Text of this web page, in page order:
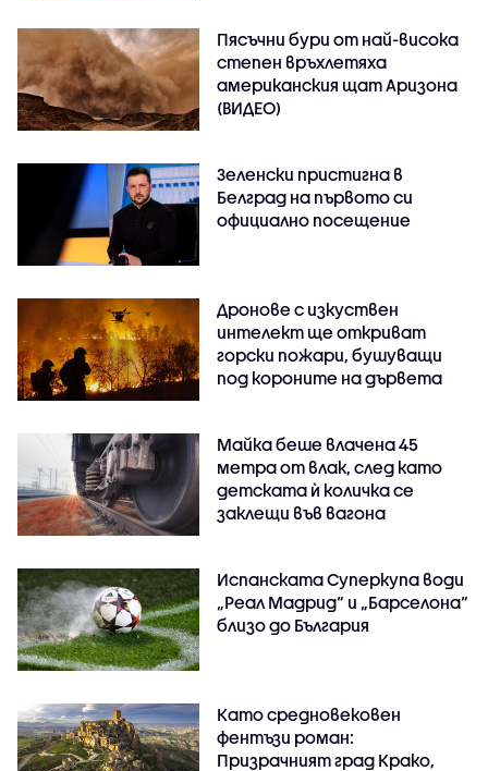
Пясъчни бури от най-висока
степен връхлетяха
американския щат Аризона
(ВИДЕО)
Зеленски пристигна в
Белград на първото си
официално посещение
Дронове с изкуствен
интелект ще откриват
горски пожари, бушуващи
под короните на дървета
Майка беше влачена 45
метра от влак, след като
детската ѝ количка се
заклещи във вагона
Испанската Суперкупа води
„Реал Мадрид“ и „Барселона“
близо до България
Като средновековен
фентъзи роман:
Призрачният град Крако,